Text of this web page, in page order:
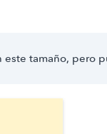
tamaño, pero